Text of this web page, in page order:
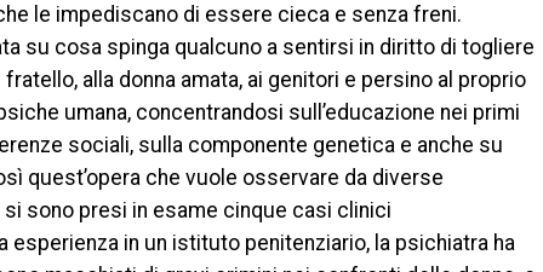
le impediscano di essere cieca e senza freni.
su cosa spinga qualcuno a sentirsi in diritto di togliere
fratello, alla donna amata, ai genitori e persino al proprio
umana, concentrandosi sull’educazione nei primi
sociali, sulla componente genetica e anche su
quest’opera che vuole osservare da diverse
sono presi in esame cinque casi clinici
in un istituto penitenziario, la psichiatra ha